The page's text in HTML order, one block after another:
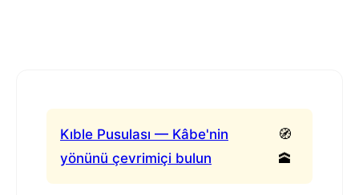
Kıble Pusulası — Kâbe'nin
yönünü çevrimiçi bulun
🧭
🕋